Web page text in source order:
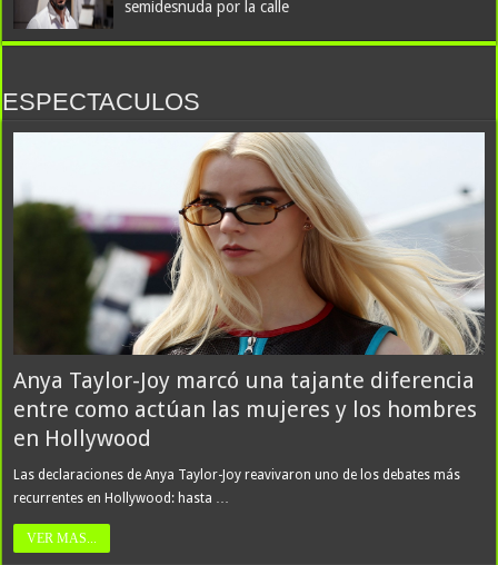
semidesnuda por la calle
ESPECTACULOS
Anya Taylor-Joy marcó una tajante diferencia
entre como actúan las mujeres y los hombres
en Hollywood
Las declaraciones de Anya Taylor-Joy reavivaron uno de los debates más
recurrentes en Hollywood: hasta …
VER MAS...